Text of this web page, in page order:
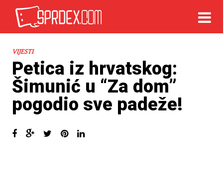
VIJESTI
Petica iz hrvatskog:
Šimunić u “Za dom”
pogodio sve padeže!